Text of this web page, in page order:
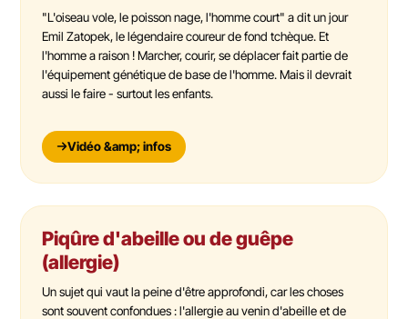
"L'oiseau vole, le poisson nage, l'homme court" a dit un jour
Emil Zatopek, le légendaire coureur de fond tchèque. Et
l'homme a raison ! Marcher, courir, se déplacer fait partie de
l'équipement génétique de base de l'homme. Mais il devrait
aussi le faire - surtout les enfants.
Vidéo &amp; infos
Piqûre d'abeille ou de guêpe
(allergie)
Un sujet qui vaut la peine d'être approfondi, car les choses
sont souvent confondues : l'allergie au venin d'abeille et de